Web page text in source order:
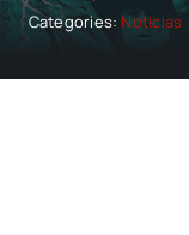
Categories: Noticias